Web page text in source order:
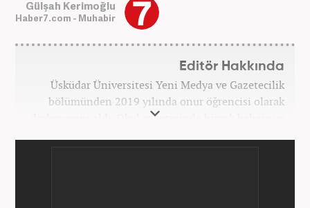
Gülşah Kerimoğlu
Haber7.com - Muhabir
Editör Hakkında
Üsküdar Üniversitesi Yeni Medya ve Gazetecilik
bölümünden 2019 yılında onur öğrencisi olarak
diplomasını aldı. Okul gazetesinde birçok habere ve